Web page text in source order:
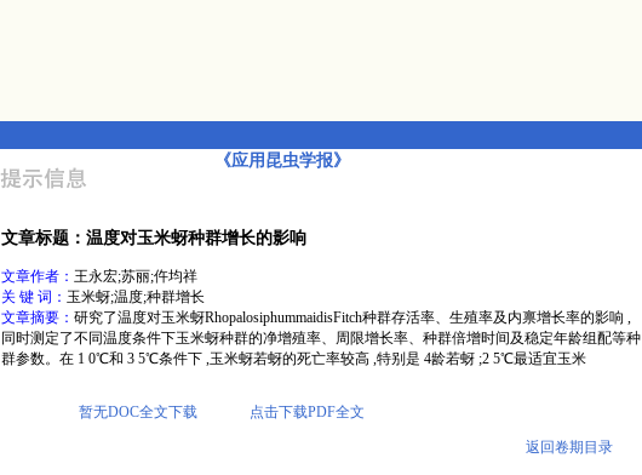
《应用昆虫学报》
文章标题：温度对玉米蚜种群增长的影响
文章作者： 王永宏;苏丽;仵均祥
关 键 词： 玉米蚜;温度;种群增长
文章摘要： 研究了温度对玉米蚜RhopalosiphummaidisFitch种群存活率、生殖率及内禀增长率的影响 ,
同时测定了不同温度条件下玉米蚜种群的净增殖率、周限增长率、种群倍增时间及稳定年龄组配等种
群参数。在 1 0℃和 3 5℃条件下 ,玉米蚜若蚜的死亡率较高 ,特别是 4龄若蚜 ;2 5℃最适宜玉米
暂无DOC全文下载 点击下载PDF全文
返回卷期目录